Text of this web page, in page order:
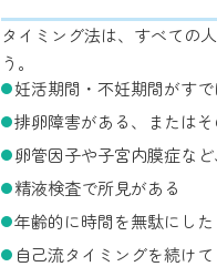
タイミング法は、すべての
う。
妊活期間・不妊期間がす
排卵障害がある、または
卵管因子や子宮内膜症な
精液検査で所見がある
年齢的に時間を無駄にし
自己流タイミングを続け